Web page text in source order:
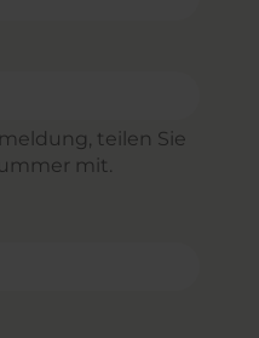
teilen Sie
mit.